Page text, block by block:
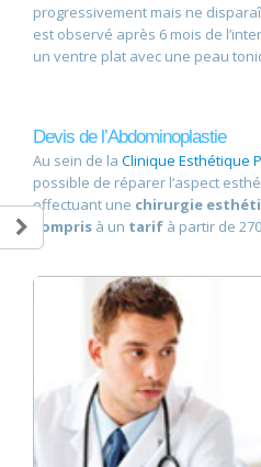
progressivement mais ne
est observé après 6 mois de
un ventre plat avec une peau
Devis de l’Abdominoplastie
Au sein de la Clinique Esthétique
possible de réparer l’aspect
effectuant une chirurgie
compris à un tarif à partir de